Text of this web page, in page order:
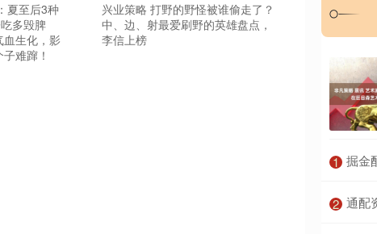
夏至后3种
多毁脾
血生化，影
难蹿！
兴业策略 打野的野怪被谁偷走了？
中、边、射最爱刷野的英雄盘点，
李信上榜
1 掘金
2 通配